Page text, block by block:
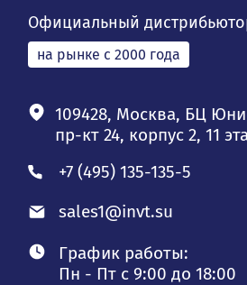
Официальный
на рынке с 2000 года
109428, Москва, БЦ
пр-кт 24, корпус 2, 11
+7 (495) 135-135-5
sales1@invt.su
График работы:
Пн - Пт с 9:00 до 18:00